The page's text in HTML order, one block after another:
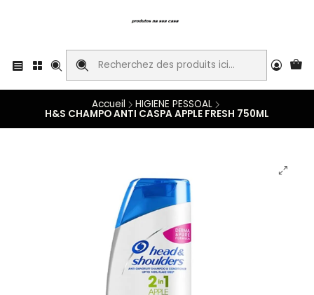
Accueil HIGIENE PESSOAL
H&S CHAMPO ANTI CASPA APPLE FRESH 750ML